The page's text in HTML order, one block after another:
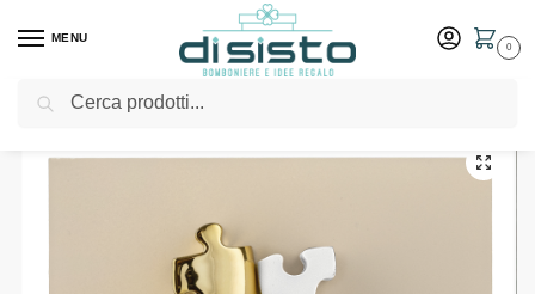
MENU
0
Home Shop Bomboniere